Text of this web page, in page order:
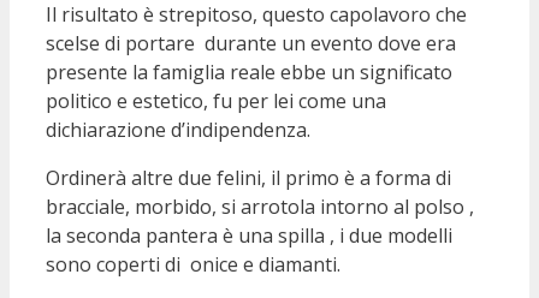
Il risultato è strepitoso, questo capolavoro che
scelse di portare durante un evento dove era
presente la famiglia reale ebbe un significato
politico e estetico, fu per lei come una
dichiarazione d’indipendenza.
Ordinerà altre due felini, il primo è a forma di
bracciale, morbido, si arrotola intorno al polso ,
la seconda pantera è una spilla , i due modelli
sono coperti di onice e diamanti.